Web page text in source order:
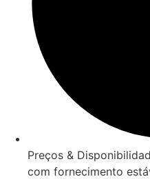
Preços &
com fornecimento